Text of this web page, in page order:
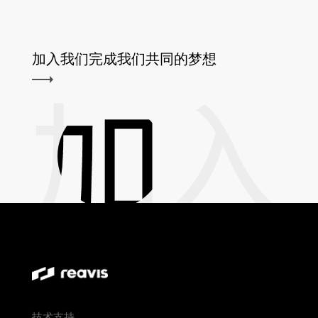
加入我们完成我们共同的梦想